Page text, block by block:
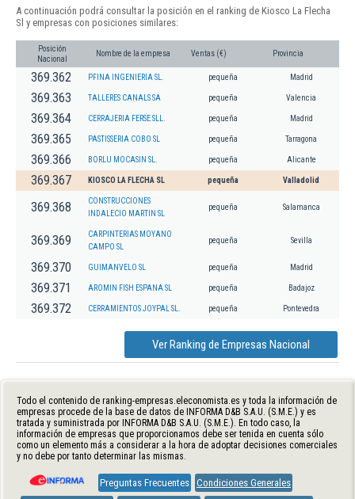
A continuación podrá consultar la posición en el ranking de Kiosco La Flecha
Sl y empresas con posiciones similares:
Posición
Nacional
Nombre de la empresa Ventas (€) Provincia
369.362 PFINA INGENIERIA SL. pequeña Madrid
369.363 TALLERES CANALS SA pequeña Valencia
369.364 CERRAJERIA FERSE SLL. pequeña Madrid
369.365 PASTISSERIA COBO SL pequeña Tarragona
369.366 BORLU MOCASIN SL. pequeña Alicante
369.367 KIOSCO LA FLECHA SL pequeña Valladolid
369.368
CONSTRUCCIONES
INDALECIO MARTIN SL
pequeña Salamanca
369.369
CARPINTERIAS MOYANO
CAMPO SL
pequeña Sevilla
369.370 GUIMANVELO SL pequeña Madrid
369.371 AROMIN FISH ESPANA SL pequeña Badajoz
369.372 CERRAMIENTOS JOYPAL SL. pequeña Pontevedra
Ver Ranking de Empresas Nacional
Todo el contenido de ranking-empresas.eleconomista.es y toda la información de
empresas procede de la base de datos de INFORMA D&B S.A.U. (S.M.E.) y es
tratada y suministrada por INFORMA D&B S.A.U. (S.M.E.). En todo caso, la
información de empresas que proporcionamos debe ser tenida en cuenta sólo
como un elemento más a considerar a la hora de adoptar decisiones comerciales
y no debe por tanto determinar las mismas.
Preguntas Frecuentes Condiciones Generales